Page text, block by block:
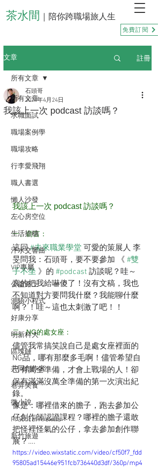
茶水間 ｜陪你跨職場旅人生
免費訂閱
文章 註冊
所有文章
求職面試
職場案例學
職場攻略
行李愛飛翔
職人書選
懶人沙發
左心房空位
生活拾穗
汗水交響曲
VIP專屬
公益路上
測驗小程式
好康分享
明新科大
區塊鏈
共同創作者
巷弄美食
微小說
Practical AI skills
新竹旅遊
所有文章
我該上一次 podcast 訪談嗎？
石頭哥
2024年4月24日
我該上一次 podcast 訪談嗎？
一、前言：
這回 #未來職業學堂 可愛的策展人 李
旻問我：石頭哥，要不要參加 《 #雙
子不坐 》的 #podcast 訪談呢？哇～
真的把我給嚇傻了！沒有文稿，我也
不知道對方要問我什麼？我能聊什麼
啊？！哇～這也太刺激了吧！！
二、NG的處女座：
儘管我常搞笑說自己是處女座裡面的
NG品，哪有那麼多毛啊！儘管希望自
己有萬全準備，才會上戰場的人！卻
保有滿滿沒萬全準備的第一次演出紀
錄。
像是：哪裡借來的膽子，跑去參加公
仔創作師認證課程？哪裡的膽子還敢
把怪裡怪氣的公仔，拿去參加創作聯
展？….
https://video.wixstatic.com/video/cf50f7_fdd
95805ad15446e951fcb736440d3df/360p/mp4